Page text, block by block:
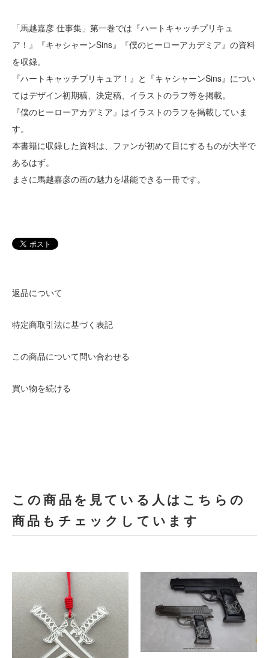
「馬越嘉彦 仕事集」第一巻では『ハートキャッチプリキュ
ア！』『キャシャーンSins』『僕のヒーローアカデミア』の資料
を収録。
『ハートキャッチプリキュア！』と『キャシャーンSins』につい
てはデザイン初期稿、決定稿、イラストのラフ等を掲載。
『僕のヒーローアカデミア』はイラストのラフを掲載していま
す。
本書籍に収録した資料は、ファンが初めて目にするものが大半で
あるはず。
まさに馬越嘉彦の画の魅力を堪能できる一冊です。
返品について
特定商取引法に基づく表記
この商品について問い合わせる
買い物を続ける
この商品を見ている人はこちらの
商品もチェックしています